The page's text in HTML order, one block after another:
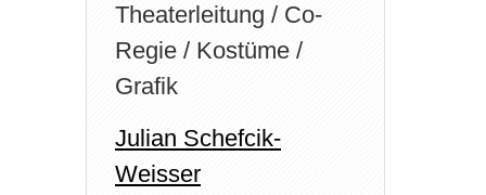
Theaterleitung / Co-
Regie / Kostüme /
Grafik
Julian Schefcik-
Weisser